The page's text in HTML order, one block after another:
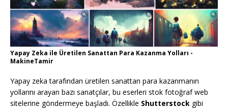
Yapay Zeka ile Üretilen Sanattan Para Kazanma Yolları -
MakineTamir
Yapay zeka tarafından üretilen sanattan para kazanmanın
yollarını arayan bazı sanatçılar, bu eserleri stok fotoğraf web
sitelerine göndermeye başladı. Özellikle Shutterstock gibi